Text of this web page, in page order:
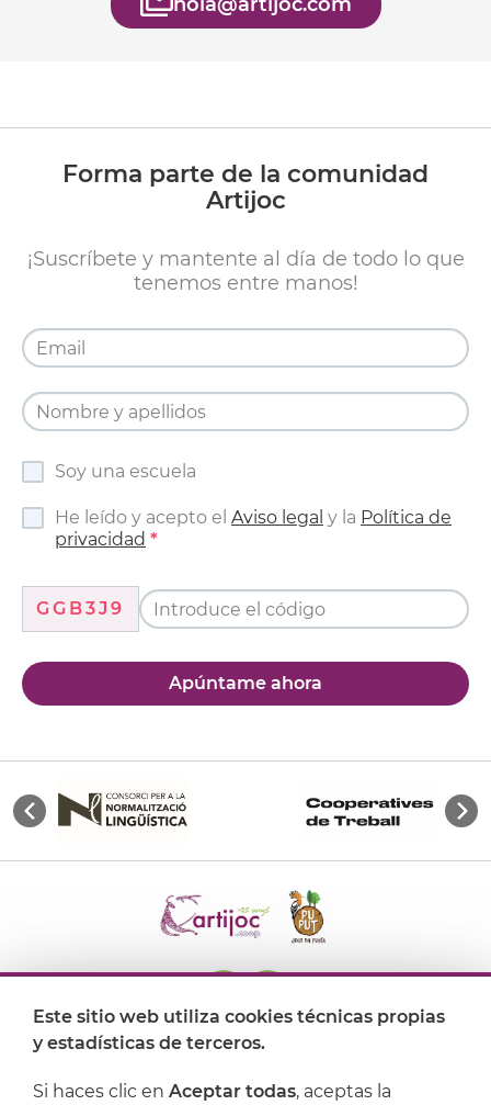
Forma parte de la comunidad
Artijoc
¡Suscríbete y mantente al día de todo lo que
tenemos entre manos!
Soy una escuela
He leído y acepto el Aviso legal y la Política de
privacidad
GGB3J9
Apúntame ahora
Dónde encontrarnos
Este sitio web utiliza cookies técnicas propias
y estadísticas de terceros.
Si haces clic en Aceptar todas, aceptas la